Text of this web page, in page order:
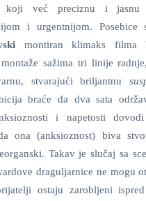
koji već preciznu i
i urgentnijom. Posebice
montiran klimaks filma
montaže sažima tri linije
stvarajući briljantnu
braće da dva sata
i napetosti
ona (anksioznost) biva
Takav je slučaj sa
draguljarnice ne mogu
ostaju zarobljeni